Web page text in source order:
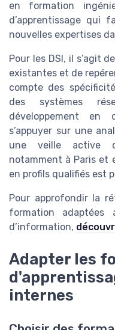
en formation
d’apprentissage qui
nouvelles expertises
Pour les DSI, il s’agit
existantes et de
compte des
des systèmes
développement en
s’appuyer sur une
une veille active
notamment à Paris et
en profils qualifiés est
Pour approfondir la
formation adaptées
d’information,
Adapter les
internes